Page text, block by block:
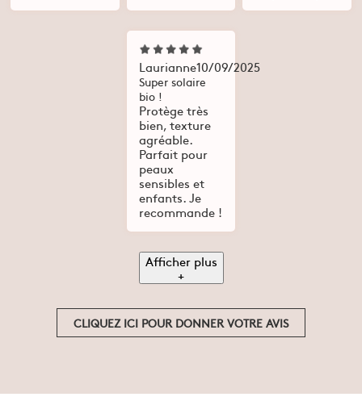
Laurianne10/09/2025
Super solaire
bio !
Protège très
bien, texture
agréable.
Parfait pour
peaux
sensibles et
enfants. Je
recommande !
Afficher plus
+
CLIQUEZ ICI POUR DONNER VOTRE AVIS